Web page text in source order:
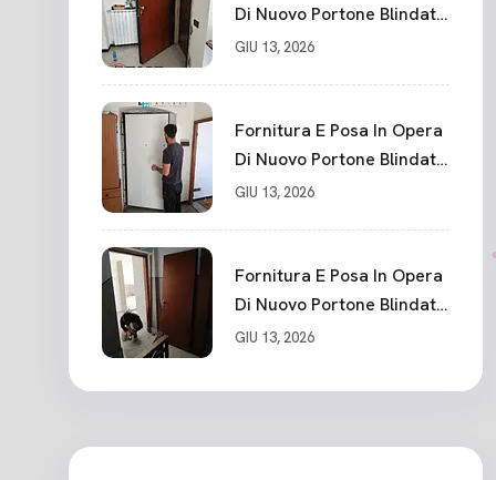
Di Nuovo Portone Blindato
La Spezia
GIU 13, 2026
Fornitura E Posa In Opera
Di Nuovo Portone Blindato
Classe 3 Sicurezza
GIU 13, 2026
Fornitura E Posa In Opera
Di Nuovo Portone Blindato
Ceparana
GIU 13, 2026